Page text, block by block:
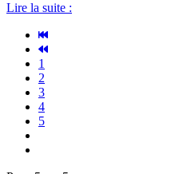
Lire la suite :
1
2
3
4
5